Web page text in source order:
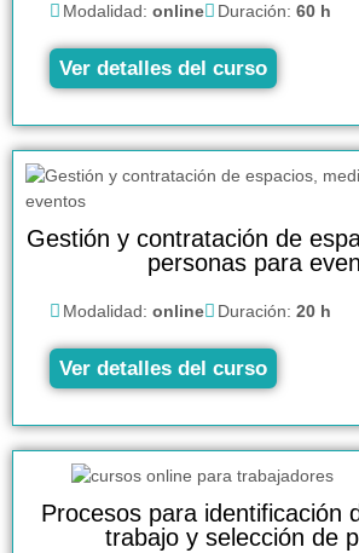
Modalidad: online Duración: 60 h
Ver detalles del curso
Gestión y contratación de
personas para
Modalidad: online Duración: 20 h
Ver detalles del curso
Procesos para identificación
trabajo y selección de